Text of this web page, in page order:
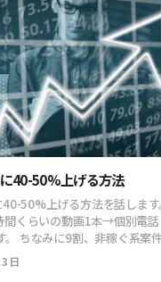
40-50%上げる方法
50%上げる方法を話します。 ここ最
なぜ
方があらゆる面において心身
日